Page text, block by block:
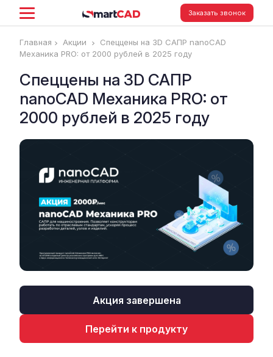
Заказать звонок
Главная Акции
Спеццены на 3D САПР nanoCAD
Механика PRO: от 2000 рублей в 2025 году
Спеццены на 3D САПР
nanoCAD Механика PRO: от
2000 рублей в 2025 году
Акция завершена
Перейти к продукту